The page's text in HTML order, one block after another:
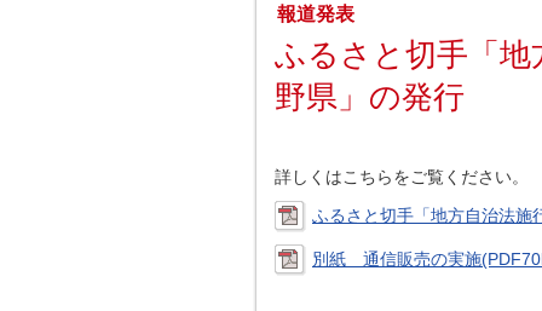
報道発表
ふるさと切手「
野県」の発行
詳しくはこちらをご覧ください。
ふるさと切手「地方自治法
別紙 通信販売の実施